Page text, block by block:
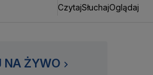
CzytajSłuchajOglądaj
NA ŻYWO